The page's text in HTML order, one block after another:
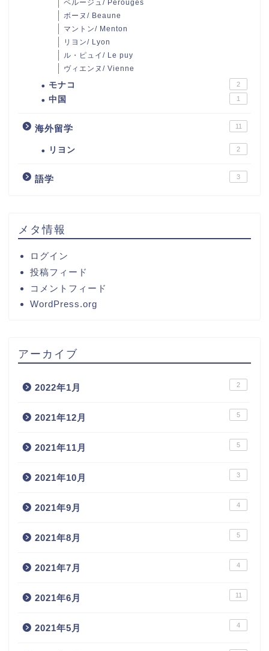
ペルージュ/ Pérouges
ボーヌ/ Beaune
マントン/ Menton
リヨン/ Lyon
ル・ピュイ/ Le puy
ヴィエンヌ/ Vienne
モナコ 2
中国 1
海外留学 11
リヨン 2
語学 3
メタ情報
ログイン
投稿フィード
コメントフィード
WordPress.org
アーカイブ
2022年1月 2
2021年12月 5
2021年11月 5
2021年10月 3
2021年9月 4
2021年8月 5
2021年7月 4
2021年6月 11
2021年5月 4